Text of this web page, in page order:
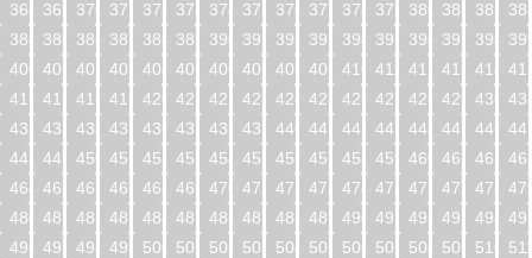
368
369 370 371 372 373 374 375 376 377 378 379 380 381 382
384
385 386 387 388 389 390 391 392 393 394 395 396 397 398
400
401 402 403 404 405 406 407 408 409 410 411 412 413 414
416
417 418 419 420 421 422 423 424 425 426 427 428 429 430
432
433 434 435 436 437 438 439 440 441 442 443 444 445 446
448
449 450 451 452 453 454 455 456 457 458 459 460 461 462
464
465 466 467 468 469 470 471 472 473 474 475 476 477 478
480
481 482 483 484 485 486 487 488 489 490 491 492 493 494
496
497 498 499 500 501 502 503 504 505 506 507 508 509 510